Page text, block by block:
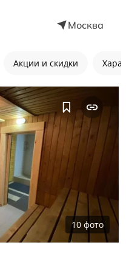
Москва
Акции и скидки
10 фото